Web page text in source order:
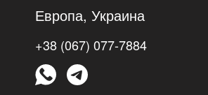
Европа, Украина
+38 (067) 077-7884